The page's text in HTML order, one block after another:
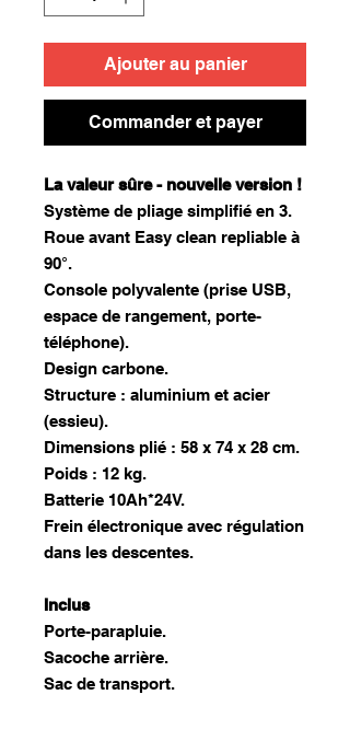
Ajouter au panier
Commander et payer
La valeur sûre - nouvelle version !
Système de pliage simplifié en 3.
Roue avant Easy clean repliable à
90°.
Console polyvalente (prise USB,
espace de rangement, porte-
téléphone).
Design carbone.
Structure : aluminium et acier
(essieu).
Dimensions plié : 58 x 74 x 28 cm.
Poids : 12 kg.
Batterie 10Ah*24V.
Frein électronique avec régulation
dans les descentes.
Inclus
Porte-parapluie.
Sacoche arrière.
Sac de transport.